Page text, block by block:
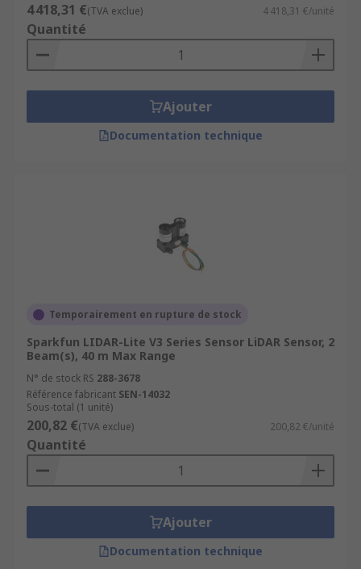
4 418,31 €(TVA exclue) 4 418,31 €/unité
Quantité
Ajouter
Documentation technique
Temporairement en rupture de stock
Sparkfun LIDAR-Lite V3 Series Sensor LiDAR Sensor, 2
Beam(s), 40 m Max Range
N° de stock RS 288-3678
Référence fabricant SEN-14032
Sous-total (1 unité)
200,82 €(TVA exclue) 200,82 €/unité
Quantité
Ajouter
Documentation technique